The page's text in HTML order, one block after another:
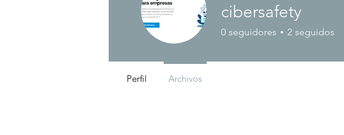
cibersafety
0 seguidores 2 seguidos
Perfil Archivos